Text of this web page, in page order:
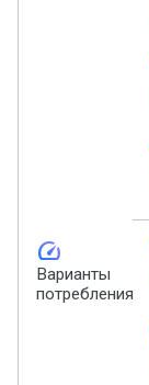
speed
Варианты
потребления